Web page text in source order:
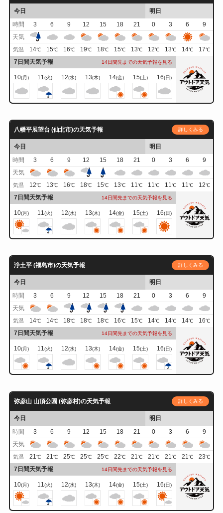
今日
明日
時間
3 6 9 12 15 18 21 0 3 6
9
天気
気温 14℃ 15℃ 16℃ 19℃ 18℃ 15℃ 13℃ 12℃ 13℃ 14℃ 17℃
7日間天気予報 14日間先までの天気予報を見る
10(月) 11(火) 12(水) 13(木) 14(金) 15(土) 16(日)
八幡平展望台 (仙北市)の天気予報 詳しくみる
今日
明日
時間
3 6 9 12 15 18 21 0 3 6
9
天気
気温 12℃ 13℃ 16℃ 18℃ 15℃ 13℃ 11℃ 11℃ 11℃ 11℃ 12℃
7日間天気予報 14日間先までの天気予報を見る
10(月) 11(火) 12(水) 13(木) 14(金) 15(土) 16(日)
浄土平 (福島市)の天気予報 詳しくみる
今日
明日
時間
3 6 9 12 15 18 21 0 3 6
9
天気
気温 14℃ 14℃ 18℃ 18℃ 18℃ 16℃ 15℃ 14℃ 14℃ 14℃ 16℃
7日間天気予報 14日間先までの天気予報を見る
10(月) 11(火) 12(水) 13(木) 14(金) 15(土) 16(日)
弥彦山 山頂公園 (弥彦村)の天気予報 詳しくみる
今日
明日
時間
3 6 9 12 15 18 21 0 3 6
9
天気
気温 21℃ 21℃ 25℃ 25℃ 25℃ 22℃ 21℃ 21℃ 21℃ 21℃ 23℃
7日間天気予報 14日間先までの天気予報を見る
10(月) 11(火) 12(水) 13(木) 14(金) 15(土) 16(日)